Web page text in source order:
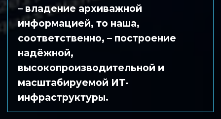
– владение архиважной
информацией, то наша,
соответственно, – построение
надёжной,
высокопроизводительной и
масштабируемой ИТ-
инфраструктуры.